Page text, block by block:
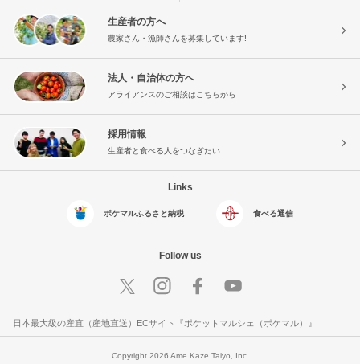
生産者の方へ
農家さん・漁師さんを募集しています!
法人・自治体の方へ
アライアンスのご相談はこちらから
採用情報
生産者と食べる人をつなぎたい
Links
ポケマルふるさと納税 食べる通信
Follow us
日本最大級の産直（産地直送）ECサイト『ポケットマルシェ（ポケマル）』
Copyright 2026 Ame Kaze Taiyo, Inc.